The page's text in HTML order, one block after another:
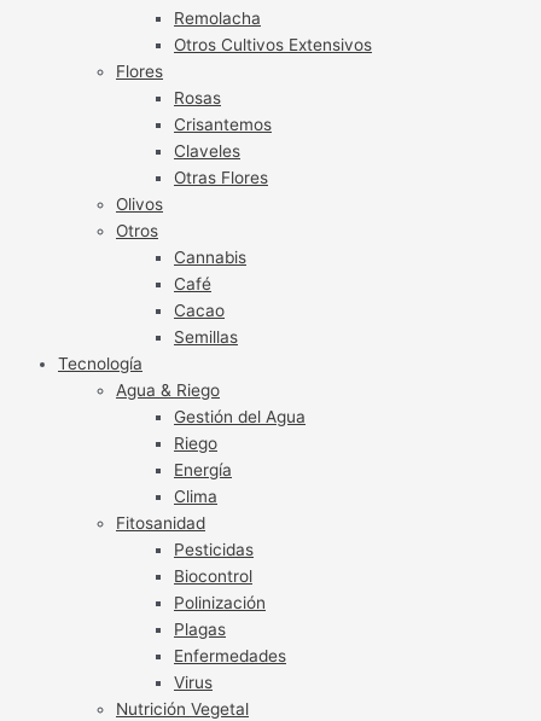
Remolacha
Otros Cultivos Extensivos
Flores
Rosas
Crisantemos
Claveles
Otras Flores
Olivos
Otros
Cannabis
Café
Cacao
Semillas
Tecnología
Agua & Riego
Gestión del Agua
Riego
Energía
Clima
Fitosanidad
Pesticidas
Biocontrol
Polinización
Plagas
Enfermedades
Virus
Nutrición Vegetal